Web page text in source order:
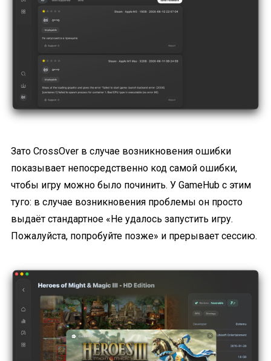
Зато CrossOver в случае возникновения ошибки
показывает непосредственно код самой ошибки,
чтобы игру можно было починить. У GameHub с этим
туго: в случае возникновения проблемы он просто
выдаёт стандартное «Не удалось запустить игру.
Пожалуйста, попробуйте позже» и прерывает сессию.